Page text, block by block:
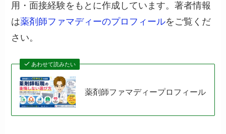
用・面接経験をもとに作成しています。著者情報
は薬剤師ファマディーのプロフィールをご覧くだ
さい。
あわせて読みたい
薬剤師ファマディープロフィール